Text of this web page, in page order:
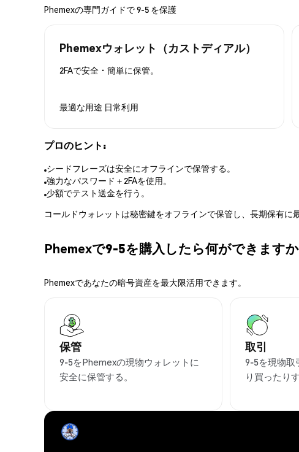
Phemexの専門ガイドで 9-5 を保護
Phemexウォレット（カストディアル）
2FAで安全・簡単に保管。
最適な用途 日常利用
プロのヒント:
シードフレーズは安全にオフラインで保管する。
強力なパスワード＋2FAを使用。
少額でテスト送金を行う。
コールドウォレットは秘密鍵をオフラインで保管し、長期保有
Phemexで9-5を購入したら何ができます
Phemexであなたの暗号資産を最大限活用できます。
保管
9-5をPhemexの現物ウォレットに
安全に保管する。
取引
9-5を現物取
り買ったりす